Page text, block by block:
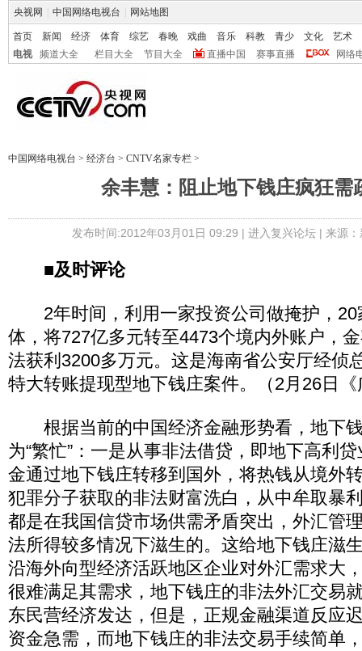
央视网 中国网络电视台 网站地图
首页 新闻 经济 体育 综艺 春晚 戏曲 音乐 科教 青少 文化
艺术
电视
频道大全 栏目大全 节目大全 直播中国 赛事直播 网络
中国网络电视台 > 经济台 > CNTV名家专栏 >
余丰慧：阻止地下钱庄疯狂需
发布时间:2012年03月01日 09:29 | 进入复兴论坛| 来源
■及时评论
2年时间，利用一家投资公司做掩护，20
体，将727亿多元转至4473个境内外账户，
法获利3200多万元。这是海南省公安厅经侦
特大转账提现型地下钱庄案件。（2月26日
根据当前的中国经济金融形势看，地下
为“繁忙”：一是从事非法借贷，即地下高利
金通过地下钱庄转移到国外，将热钱从境外
犯罪分子获取的非法财富洗白，从中牟取暴
都是在我国信贷市场供需矛盾突出，外汇管
法所得较多情况下滋生的。这给地下钱庄滋
沿海外向型经济活跃地区企业对外汇需求大
很难满足其需求，地下钱庄的非法外汇交易
东民营经济发达，但是，正规金融渠道反应
资金急需，而地下钱庄的非法交易手续简单